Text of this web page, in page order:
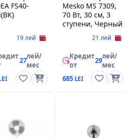
FS40-
19 лей
27лей/
мес
Mesko MS 7309,
70 Вт, 30 см, 3
ступени, Черный
21 лей
Кредит
от
29лей/
мес
685